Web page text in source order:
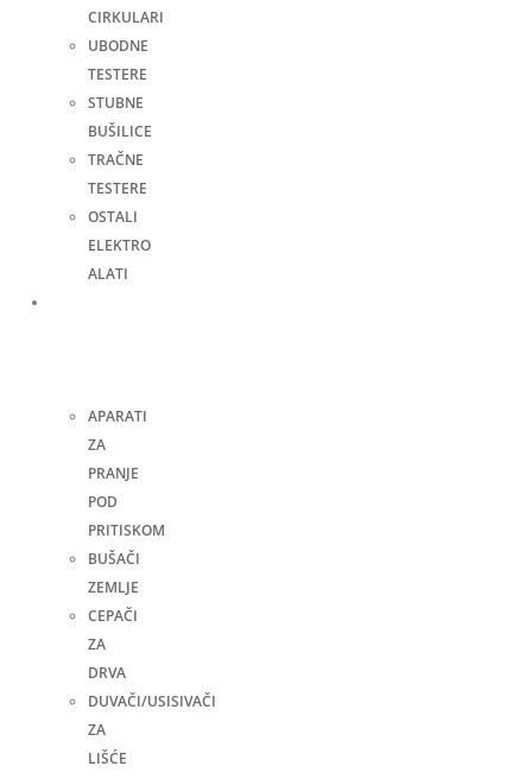
CIRKULARI
UBODNE
TESTERE
STUBNE
BUŠILICE
TRAČNE
TESTERE
OSTALI
ELEKTRO
ALATI
APARATI
ZA
PRANJE
POD
PRITISKOM
BUŠAČI
ZEMLJE
CEPAČI
ZA
DRVA
DUVAČI/USISIVAČI
ZA
LIŠĆE